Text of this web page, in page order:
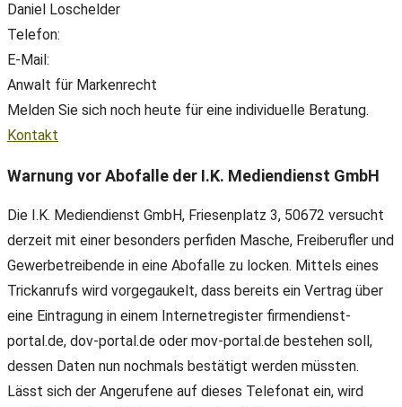
Daniel Loschelder
Telefon:
E-Mail:
Anwalt für Markenrecht
Melden Sie sich noch heute für eine individuelle Beratung.
Kontakt
Warnung vor Abofalle der I.K. Mediendienst GmbH
Die I.K. Mediendienst GmbH, Friesenplatz 3, 50672 versucht
derzeit mit einer besonders perfiden Masche, Freiberufler und
Gewerbetreibende in eine Abofalle zu locken. Mittels eines
Trickanrufs wird vorgegaukelt, dass bereits ein Vertrag über
eine Eintragung in einem Internetregister firmendienst-
portal.de, dov-portal.de oder mov-portal.de bestehen soll,
dessen Daten nun nochmals bestätigt werden müssten.
Lässt sich der Angerufene auf dieses Telefonat ein, wird